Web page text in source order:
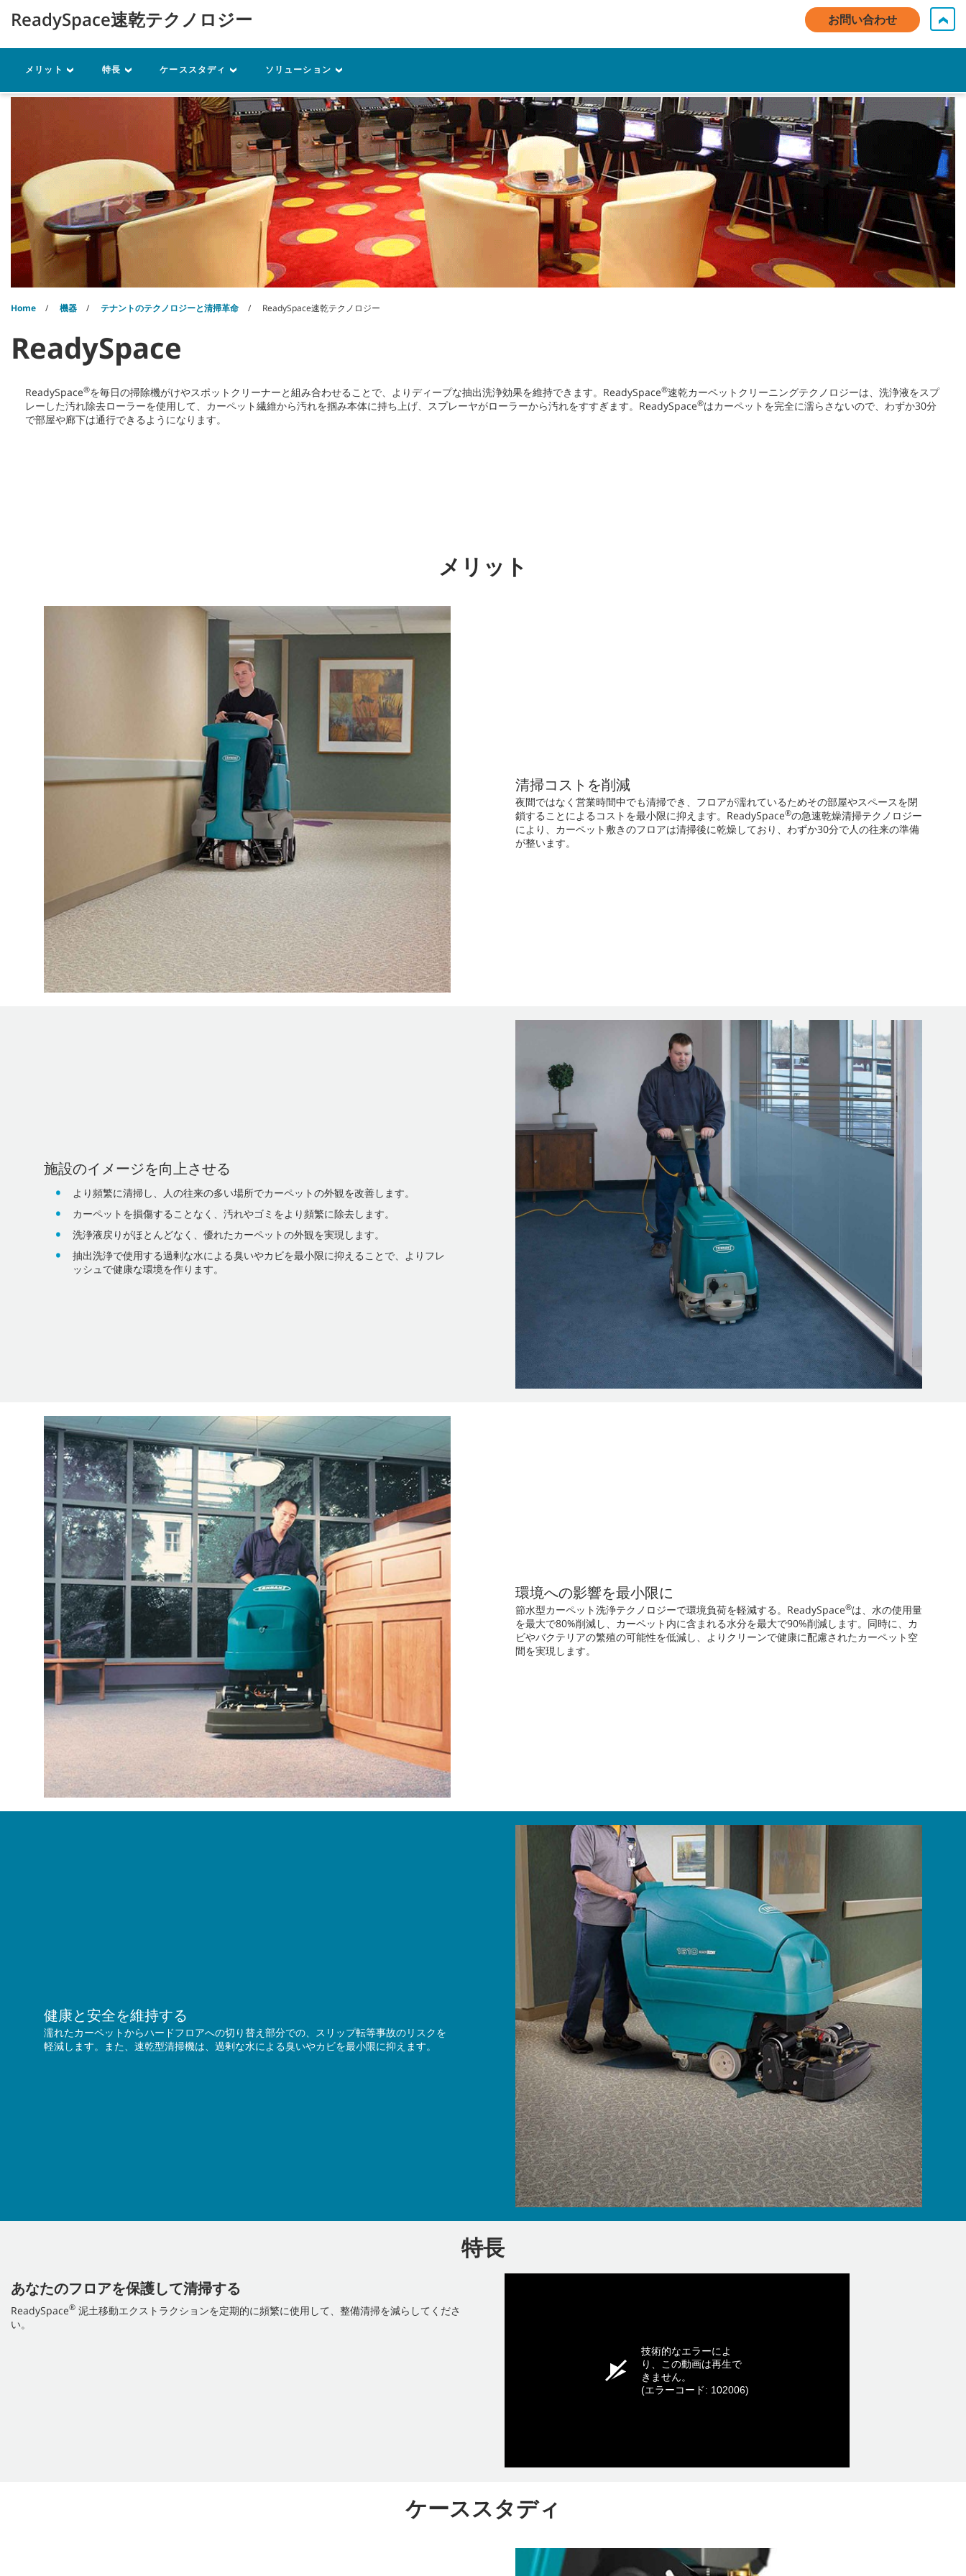
menu
お問い合わせ 日本語 - JP
機器 パーツ サービス
Home 機器 テナントのテクノロジーと清掃革命 ReadySpace速乾テクノロジー
ReadySpace
ReadySpace®を毎日の掃除機がけやスポットクリーナーと組み合わせることで、よりディープな抽出洗浄効果を維持できます。ReadySpace®速乾カーペットクリーニングテクノロジーは、洗浄液をスプ
レーした汚れ除去ローラーを使用して、カーペット繊維から汚れを掴み本体に持ち上げ、スプレーヤがローラーから汚れをすすぎます。ReadySpace®はカーペットを完全に濡らさないので、わずか30分
で部屋や廊下は通行できるようになります。
ReadySpace速乾テクノロジー お問い合わせ
メリット 特長 ケーススタディ ソリューション
メリット
清掃コストを削減
夜間ではなく営業時間中でも清掃でき、フロアが濡れているためその部屋やスペースを閉
鎖することによるコストを最小限に抑えます。ReadySpace®の急速乾燥清掃テクノロジー
により、カーペット敷きのフロアは清掃後に乾燥しており、わずか30分で人の往来の準備
が整います。
施設のイメージを向上させる
より頻繁に清掃し、人の往来の多い場所でカーペットの外観を改善します。
カーペットを損傷することなく、汚れやゴミをより頻繁に除去します。
洗浄液戻りがほとんどなく、優れたカーペットの外観を実現します。
抽出洗浄で使用する過剰な水による臭いやカビを最小限に抑えることで、よりフレ
ッシュで健康な環境を作ります。
環境への影響を最小限に
節水型カーペット洗浄テクノロジーで環境負荷を軽減する。ReadySpace®は、水の使用量
を最大で80%削減し、カーペット内に含まれる水分を最大で90%削減します。同時に、カ
ビやバクテリアの繁殖の可能性を低減し、よりクリーンで健康に配慮されたカーペット空
間を実現します。
健康と安全を維持する
濡れたカーペットからハードフロアへの切り替え部分での、スリップ転等事故のリスクを
軽減します。また、速乾型清掃機は、過剰な水による臭いやカビを最小限に抑えます。
特長
あなたのフロアを保護して清掃する
ReadySpace® 泥土移動エクストラクションを定期的に頻繁に使用して、整備清掃を減らしてくださ
い。
技術的なエラーによ
り、この動画は再生で
きません。
(エラーコード: 102006)
ケーススタディ